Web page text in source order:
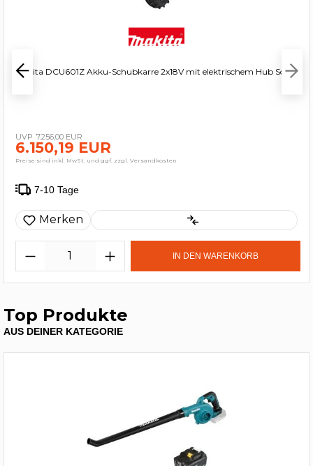
Makita DCU601Z Akku-Schubkarre 2x18V mit elektrischem Hub Solo
7.256,00 EUR
6.150,19 EUR
Preise sind inkl. MwSt. und ggf. zzgl. Versandkosten
7-10 Tage
Merken
IN DEN WARENKORB
Top Produkte
AUS DEINER KATEGORIE